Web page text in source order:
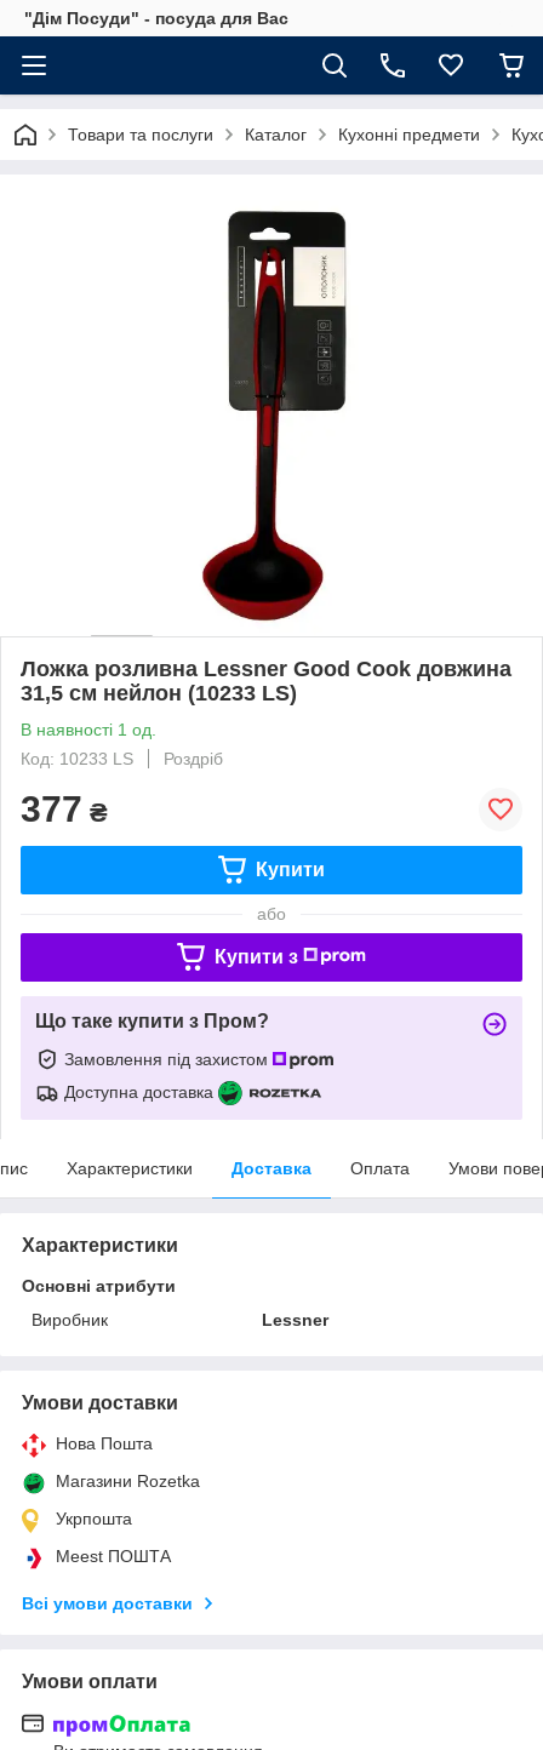
"Дім Посуди" - посуда для Вас
Товари та послуги Каталог Кухонні предмети
Ложка розливна Lessner Good Cook довжина
31,5 см нейлон (10233 LS)
В наявності 1 од.
Код: 10233 LS
Роздріб
377 ₴
Купити
або
Купити з
Що таке купити з Пром?
Замовлення під захистом
Доступна доставка
Характеристики Доставка Оплата Умови
Характеристики
Основні атрибути
Виробник
Lessner
Умови доставки
Нова Пошта
Магазини Rozetka
Укрпошта
Meest ПОШТА
Всі умови доставки
Умови оплати